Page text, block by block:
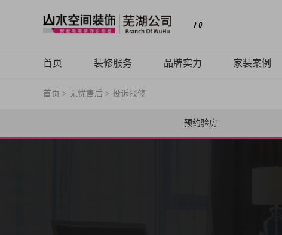
首页 装修服务
山水高端
品牌实力
品牌历程
家装案例
首页 > 无忧售后 > 投诉报修
预约验房